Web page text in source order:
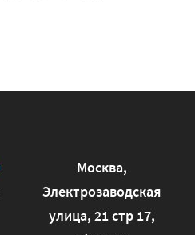
Москва,
Электрозаводская
улица, 21 стр 17,